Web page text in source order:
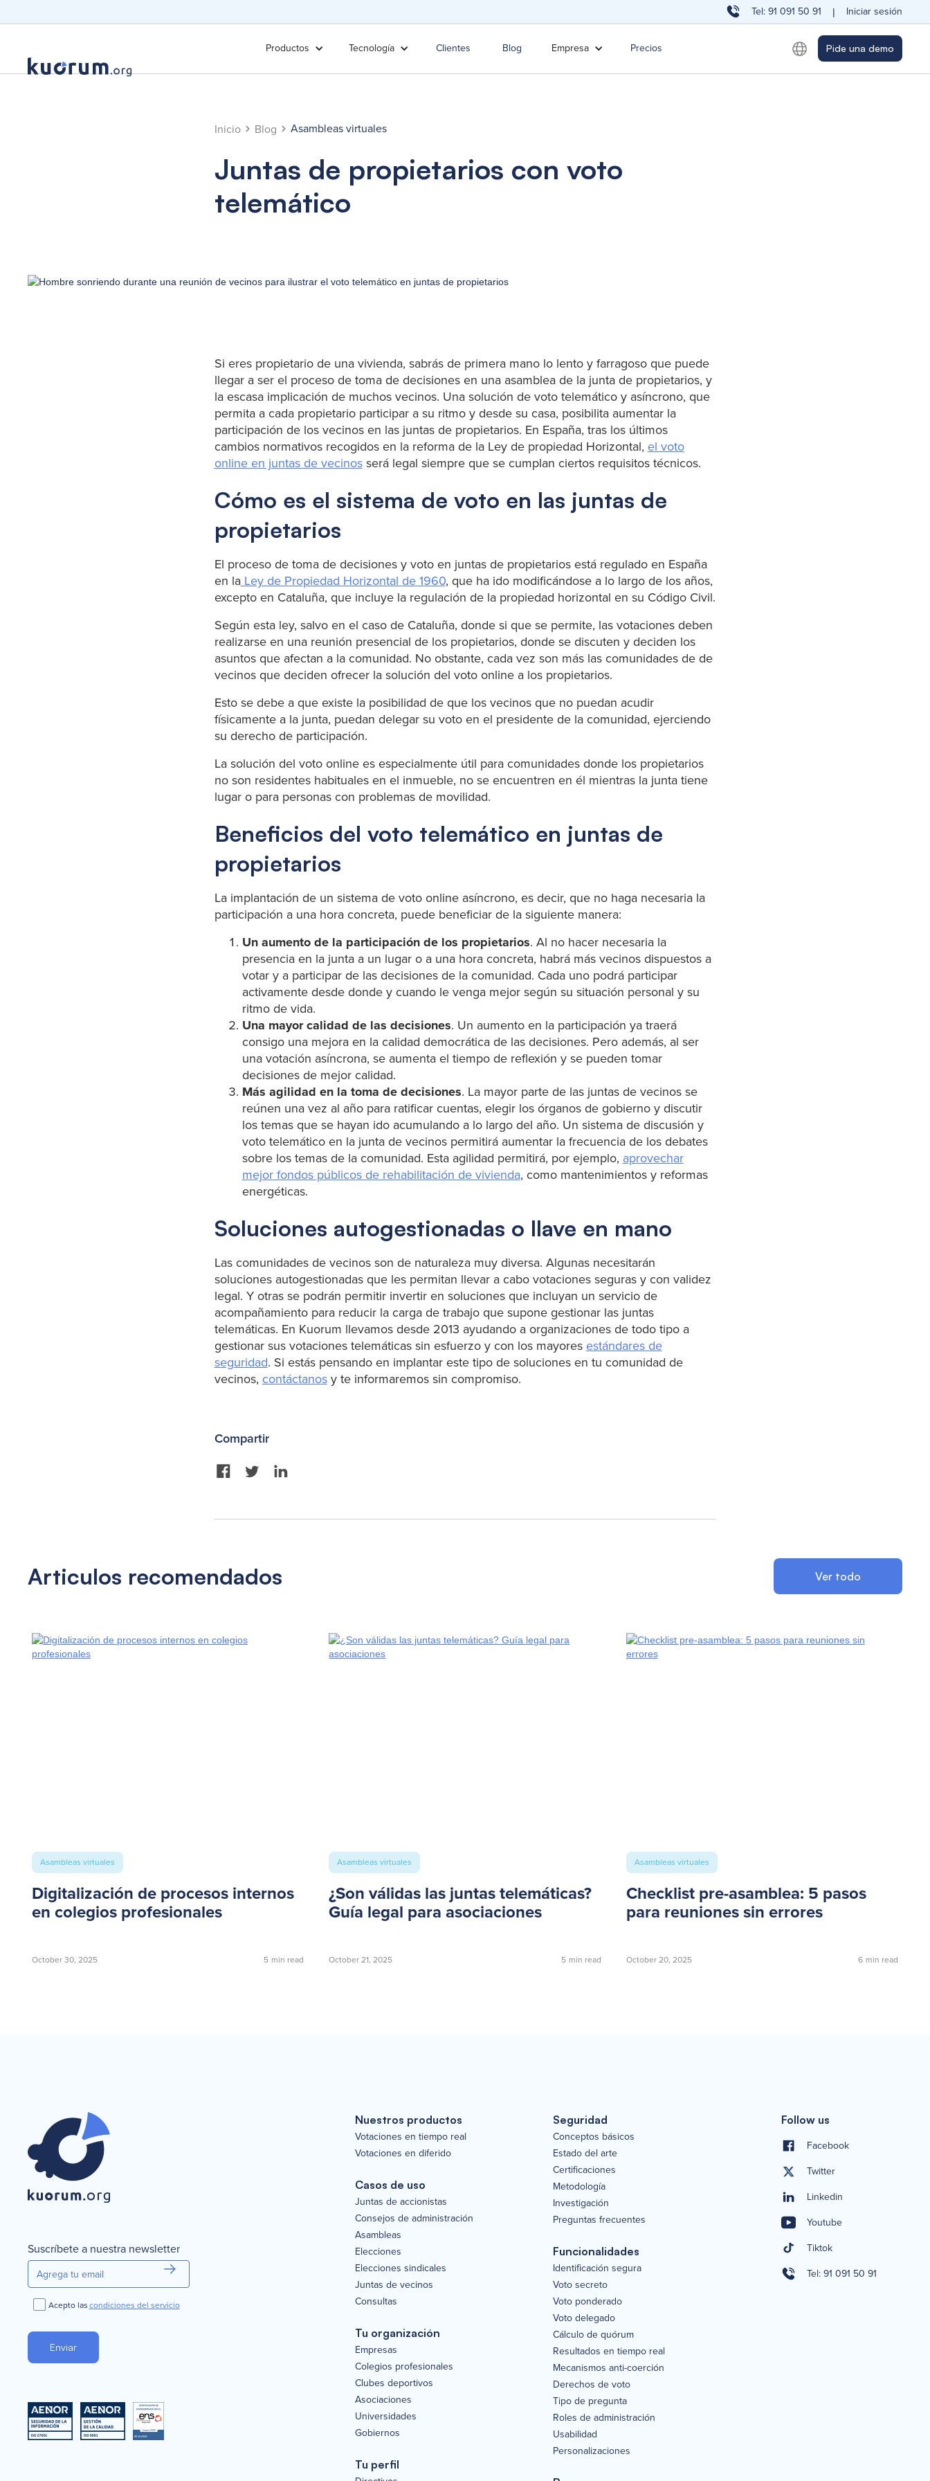
Tel: 91 091 50 91 | Iniciar sesión
Productos Tecnología Clientes Blog Empresa Precios Pide una demo
Inicio Blog Asambleas virtuales
Juntas de propietarios con voto
telemático
Si eres propietario de una vivienda, sabrás de primera mano lo lento y farragoso que puede
llegar a ser el proceso de toma de decisiones en una asamblea de la junta de propietarios, y
la escasa implicación de muchos vecinos. Una solución de voto telemático y asíncrono, que
permita a cada propietario participar a su ritmo y desde su casa, posibilita aumentar la
participación de los vecinos en las juntas de propietarios. En España, tras los últimos
cambios normativos recogidos en la reforma de la Ley de propiedad Horizontal,el voto
online en juntas de vecinosserá legal siempre que se cumplan ciertos requisitos técnicos.
Cómo es el sistema de voto en las juntas de
propietarios
El proceso de toma de decisiones y voto en juntas de propietarios está regulado en España
en laLey de Propiedad Horizontal de 1960, que ha ido modificándose a lo largo de los años,
excepto en Cataluña, que incluye la regulación de la propiedad horizontal en su Código Civil.
Según esta ley, salvo en el caso de Cataluña, donde si que se permite, las votaciones deben
realizarse en una reunión presencial de los propietarios, donde se discuten y deciden los
asuntos que afectan a la comunidad. No obstante, cada vez son más las comunidades de de
vecinos que deciden ofrecer la solución del voto online a los propietarios.
Esto se debe a que existe la posibilidad de que los vecinos que no puedan acudir
físicamente a la junta, puedan delegar su voto en el presidente de la comunidad, ejerciendo
su derecho de participación.
La solución del voto online es especialmente útil para comunidades donde los propietarios
no son residentes habituales en el inmueble, no se encuentren en él mientras la junta tiene
lugar o para personas con problemas de movilidad.
Beneficios del voto telemático en juntas de
propietarios
La implantación de un sistema de voto online asíncrono, es decir, que no haga necesaria la
participación a una hora concreta, puede beneficiar de la siguiente manera:
Un aumento de la participación de los propietarios. Al no hacer necesaria la
presencia en la junta a un lugar o a una hora concreta, habrá más vecinos dispuestos a
votar y a participar de las decisiones de la comunidad. Cada uno podrá participar
activamente desde donde y cuando le venga mejor según su situación personal y su
ritmo de vida.
Una mayor calidad de las decisiones. Un aumento en la participación ya traerá
consigo una mejora en la calidad democrática de las decisiones. Pero además, al ser
una votación asíncrona, se aumenta el tiempo de reflexión y se pueden tomar
decisiones de mejor calidad.
Más agilidad en la toma de decisiones. La mayor parte de las juntas de vecinos se
reúnen una vez al año para ratificar cuentas, elegir los órganos de gobierno y discutir
los temas que se hayan ido acumulando a lo largo del año. Un sistema de discusión y
voto telemático en la junta de vecinos permitirá aumentar la frecuencia de los debates
sobre los temas de la comunidad. Esta agilidad permitirá, por ejemplo,aprovechar
mejor fondos públicos de rehabilitación de vivienda, como mantenimientos y reformas
energéticas.
Soluciones autogestionadas o llave en mano
Las comunidades de vecinos son de naturaleza muy diversa. Algunas necesitarán
soluciones autogestionadas que les permitan llevar a cabo votaciones seguras y con validez
legal. Y otras se podrán permitir invertir en soluciones que incluyan un servicio de
acompañamiento para reducir la carga de trabajo que supone gestionar las juntas
telemáticas. En Kuorum llevamos desde 2013 ayudando a organizaciones de todo tipo a
gestionar sus votaciones telemáticas sin esfuerzo y con los mayoresestándares de
seguridad. Si estás pensando en implantar este tipo de soluciones en tu comunidad de
vecinos,contáctanosy te informaremos sin compromiso.
Compartir
Articulos recomendados Ver todo
Asambleas virtuales
Digitalización de procesos internos
en colegios profesionales
October 30, 2025 5 min read
Asambleas virtuales
¿Son válidas las juntas telemáticas?
Guía legal para asociaciones
October 21, 2025 5 min read
Asambleas virtuales
Checklist pre-asamblea: 5 pasos
para reuniones sin errores
October 20, 2025 6 min read
Suscríbete a nuestra newsletter
Acepto lascondiciones del servicio
Nuestros productos
Votaciones en tiempo real
Votaciones en diferido
Casos de uso
Juntas de accionistas
Consejos de administración
Asambleas
Elecciones
Elecciones sindicales
Juntas de vecinos
Consultas
Tu organización
Empresas
Colegios profesionales
Clubes deportivos
Asociaciones
Universidades
Gobiernos
Tu perfil
Seguridad
Conceptos básicos
Estado del arte
Certificaciones
Metodología
Investigación
Preguntas frecuentes
Funcionalidades
Identificación segura
Voto secreto
Voto ponderado
Voto delegado
Cálculo de quórum
Resultados en tiempo real
Mecanismos anti-coerción
Derechos de voto
Tipo de pregunta
Roles de administración
Usabilidad
Personalizaciones
Follow us
Facebook
Twitter
Linkedin
Youtube
Tiktok
Tel: 91 091 50 91